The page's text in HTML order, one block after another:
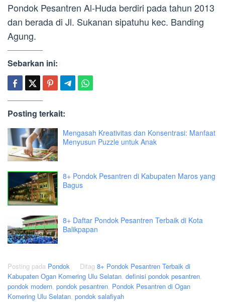
Pondok Pesantren Al-Huda berdiri pada tahun 2013
dan berada di Jl. Sukanan sipatuhu kec. Banding
Agung.
Sebarkan ini:
Posting terkait:
Mengasah Kreativitas dan Konsentrasi: Manfaat
Menyusun Puzzle untuk Anak
8+ Pondok Pesantren di Kabupaten Maros yang
Bagus
8+ Daftar Pondok Pesantren Terbaik di Kota
Balikpapan
Posting pada Pondok Ditag 8+ Pondok Pesantren Terbaik di
Kabupaten Ogan Komering Ulu Selatan, definisi pondok pesantren,
pondok modern, pondok pesantren, Pondok Pesantren di Ogan
Komering Ulu Selatan, pondok salafiyah